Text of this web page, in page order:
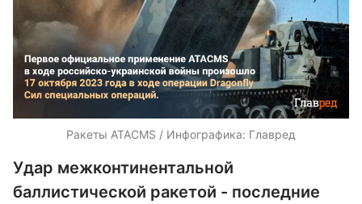
Ракеты ATACMS / Инфографика: Главред
Удар межконтинентальной
баллистической ракетой - последние